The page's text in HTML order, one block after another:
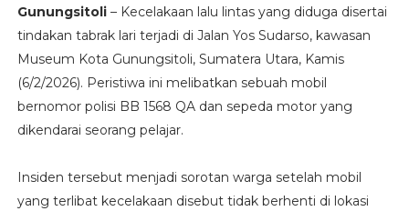
Gunungsitoli– Kecelakaan lalu lintas yang diduga disertai
tindakan tabrak lari terjadi di Jalan Yos Sudarso, kawasan
Museum Kota Gunungsitoli, Sumatera Utara, Kamis
(6/2/2026). Peristiwa ini melibatkan sebuah mobil
bernomor polisi BB 1568 QA dan sepeda motor yang
dikendarai seorang pelajar.
Insiden tersebut menjadi sorotan warga setelah mobil
yang terlibat kecelakaan disebut tidak berhenti di lokasi